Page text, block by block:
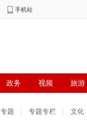
专题 专题专栏 文化